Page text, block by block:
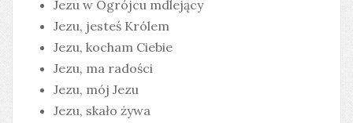
Jezu w Ogrójcu mdlejący
Jezu, jesteś Królem
Jezu, kocham Ciebie
Jezu, ma radości
Jezu, mój Jezu
Jezu, skało żywa